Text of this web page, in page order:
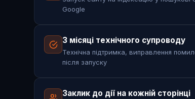
Google
3 місяці технічного супроводу
Технічна підтримка, виправлення
після запуску
Заклик до дії на кожній сторінці